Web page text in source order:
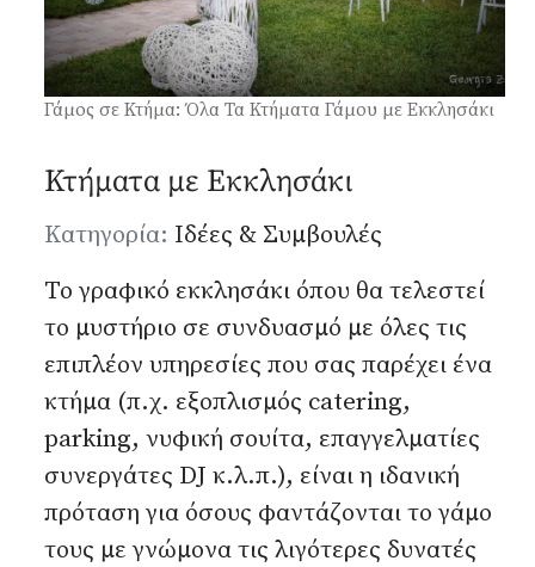
Γάμος σε Κτήμα: Όλα Τα Κτήματα Γάμου με Εκκλησάκι
Κτήματα με Εκκλησάκι
Λεπτομέρειες
Κατηγορία: Ιδέες & Συμβουλές
Το γραφικό εκκλησάκι όπου θα τελεστεί
το μυστήριο σε συνδυασμό με όλες τις
επιπλέον υπηρεσίες που σας παρέχει ένα
κτήμα (π.χ. εξοπλισμός catering,
parking, νυφική σουίτα, επαγγελματίες
συνεργάτες DJ κ.λ.π.), είναι η ιδανική
πρόταση για όσους φαντάζονται το γάμο
τους με γνώμονα τις λιγότερες δυνατές